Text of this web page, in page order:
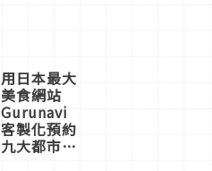
用日本最大
美食網站
Gurunavi
客製化預約
九大都市餐